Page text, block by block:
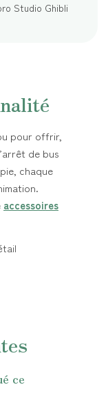
pour offrir,
de bus
chaque
accessoires
ce